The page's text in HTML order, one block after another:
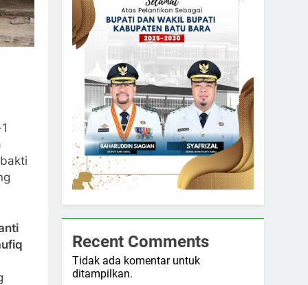
Recent Comments
Tidak ada komentar untuk
ditampilkan.